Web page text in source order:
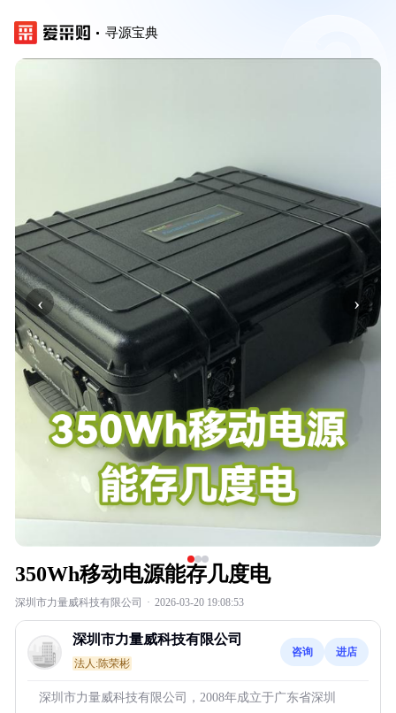
寻源宝典
‹ ›
350Wh移动电源能存几度电
深圳市力量威科技有限公司 · 2026-03-20 19:08:53
深圳市力量威科技有限公司
法人:陈荣彬
咨询 进店
深圳市力量威科技有限公司，2008年成立于广东省深圳